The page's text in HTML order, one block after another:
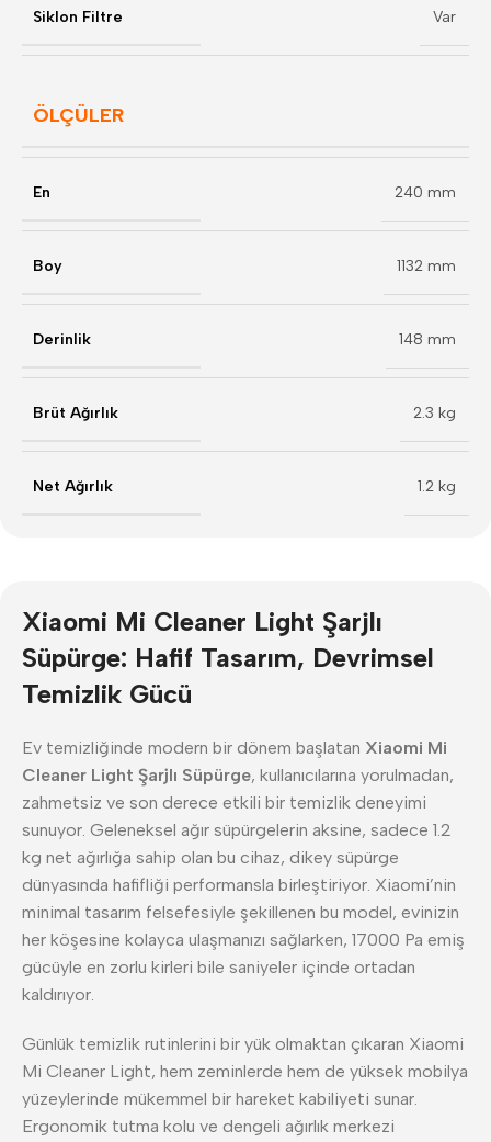
Siklon Filtre Var
ÖLÇÜLER
En 240 mm
Boy 1132 mm
Derinlik 148 mm
Brüt Ağırlık 2.3 kg
Net Ağırlık 1.2 kg
Xiaomi Mi Cleaner Light Şarjlı
Süpürge: Hafif Tasarım, Devrimsel
Temizlik Gücü
Ev temizliğinde modern bir dönem başlatan Xiaomi Mi
Cleaner Light Şarjlı Süpürge, kullanıcılarına yorulmadan,
zahmetsiz ve son derece etkili bir temizlik deneyimi
sunuyor. Geleneksel ağır süpürgelerin aksine, sadece 1.2
kg net ağırlığa sahip olan bu cihaz, dikey süpürge
dünyasında hafifliği performansla birleştiriyor. Xiaomi’nin
minimal tasarım felsefesiyle şekillenen bu model, evinizin
her köşesine kolayca ulaşmanızı sağlarken, 17000 Pa emiş
gücüyle en zorlu kirleri bile saniyeler içinde ortadan
kaldırıyor.
Günlük temizlik rutinlerini bir yük olmaktan çıkaran Xiaomi
Mi Cleaner Light, hem zeminlerde hem de yüksek mobilya
yüzeylerinde mükemmel bir hareket kabiliyeti sunar.
Ergonomik tutma kolu ve dengeli ağırlık merkezi